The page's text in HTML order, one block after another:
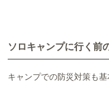
ソロキャンプに行く前
キャンプでの防災対策も